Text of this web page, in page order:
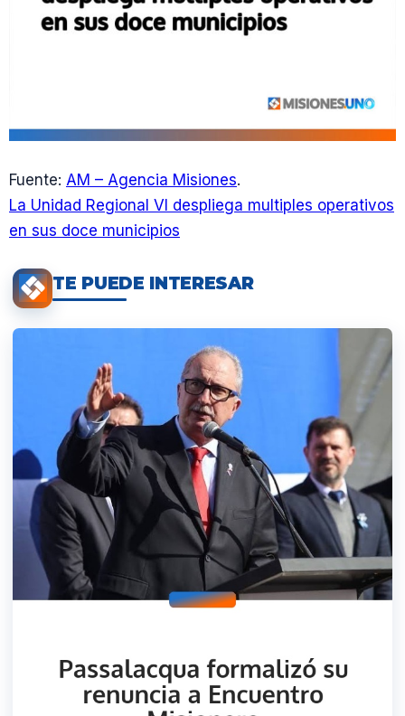
Fuente: AM – Agencia Misiones.
La Unidad Regional VI despliega multiples operativos
en sus doce municipios
TE PUEDE INTERESAR